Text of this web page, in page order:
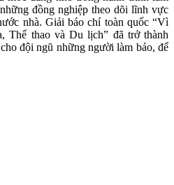
đồng nghiệp theo dõi lĩnh vực
nhà. Giải báo chí toàn quốc “Vì
Thể thao và Du lịch” đã trở thành
đội ngũ những người làm báo, để